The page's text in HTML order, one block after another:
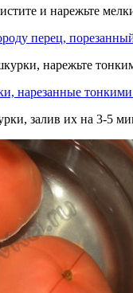
и нарежьте
нарежьте
залив их на 3-5